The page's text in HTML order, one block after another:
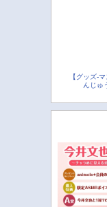
【グッズ-
んじゅ